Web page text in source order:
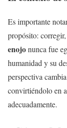
Es importante
propósito:
enojonunca fue
humanidad y su
perspectiva
convirtiéndolo en
adecuadamente.